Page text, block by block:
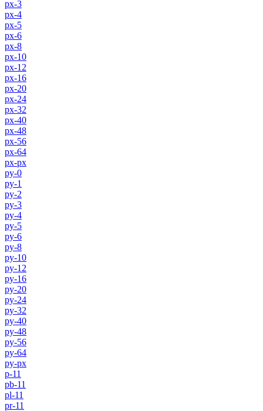
px-3
px-4
px-5
px-6
px-8
px-10
px-12
px-16
px-20
px-24
px-32
px-40
px-48
px-56
px-64
px-px
py-0
py-1
py-2
py-3
py-4
py-5
py-6
py-8
py-10
py-12
py-16
py-20
py-24
py-32
py-40
py-48
py-56
py-64
py-px
p-11
pb-11
pl-11
pr-11